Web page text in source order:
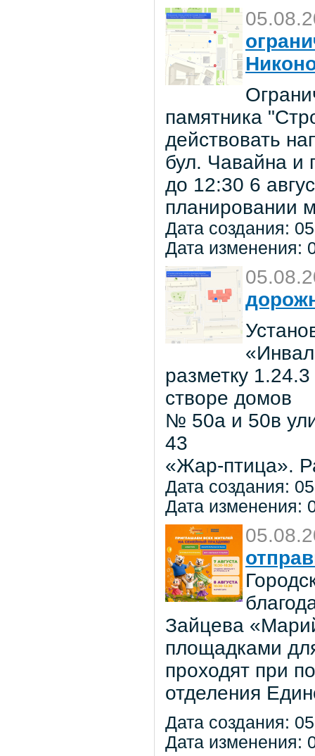
памятника
действовать
бул. Чавайна и
до 12:30 6
планировании
Дата создания:
Дата изменения:
разметку
створе домов
№ 50а и 50в
43
«Жар-птица».
Дата создания:
Дата изменения:
Зайцева
площадками
проходят при
отделения
Дата создания:
Дата изменения: